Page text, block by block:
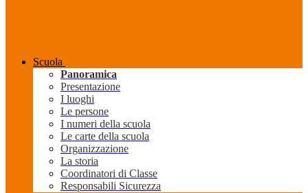
Scuola
Panoramica
Presentazione
I luoghi
Le persone
I numeri della scuola
Le carte della scuola
Organizzazione
La storia
Coordinatori di Classe
Responsabili Sicurezza